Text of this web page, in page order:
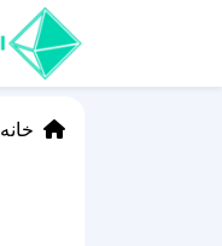
خانه